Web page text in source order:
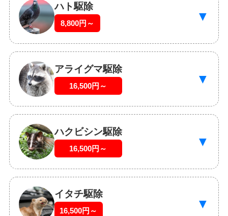
ハト駆除
8,800円～ ▼
アライグマ駆除
16,500円～ ▼
ハクビシン駆除
16,500円～ ▼
イタチ駆除
16,500円～ ▼